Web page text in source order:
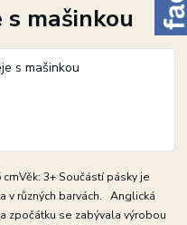
mašinkou
3+ Součástí pásky je
v různých barvách. Anglická
zpočátku se zabývala výrobou